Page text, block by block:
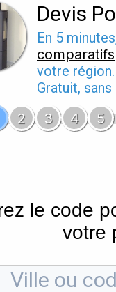
Devis
En 5
comparatifs
votre région.
Gratuit,
2 3 4 5
le code
votre